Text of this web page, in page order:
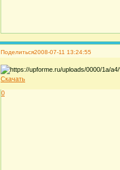
Поделиться2008-07-11 13:24:55
Скачать
0